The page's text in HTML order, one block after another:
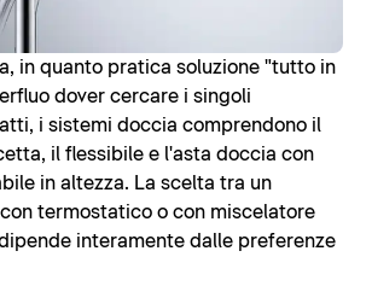
in quanto pratica soluzione "tutto in
dover cercare i singoli
i sistemi doccia comprendono il
il flessibile e l'asta doccia con
in altezza. La scelta tra un
termostatico o con miscelatore
interamente dalle preferenze